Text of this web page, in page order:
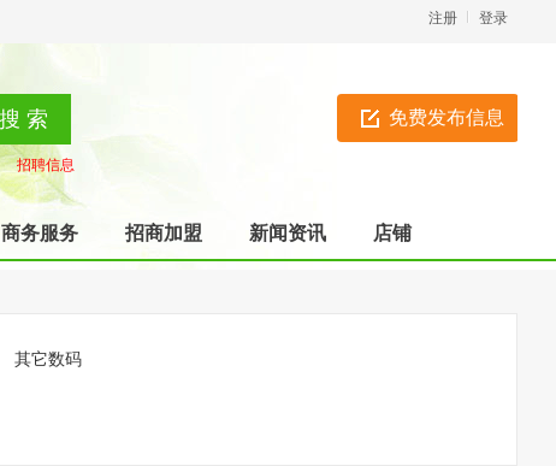
登录
注册
免费发布信息
招聘信息
商务服务 招商加盟 新闻资讯 店铺
其它数码